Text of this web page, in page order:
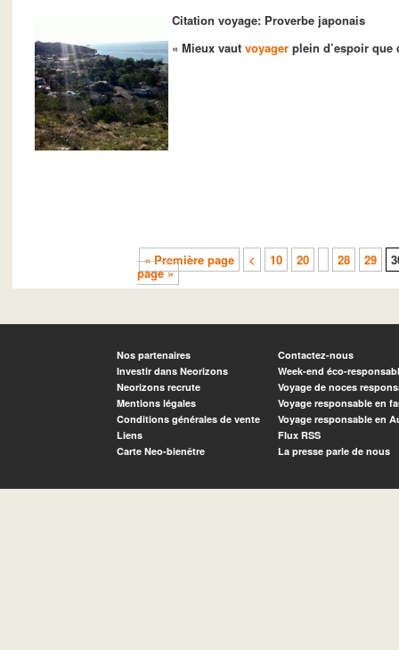
Citation voyage: Proverbe japonais
« Mieux vautvoyagerplein d’espoir que
« Première page < 10 20 28 29
page »
Nos partenaires
Investir dans Neorizons
Neorizons recrute
Mentions légales
Conditions générales de vente
Liens
Carte Neo-bienêtre
Contactez-nous
Week-end éco-
Voyage de noces
Voyage responsable en
Voyage responsable en
Flux RSS
La presse parle de nous